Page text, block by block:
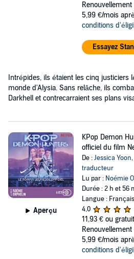
5,99 €/mois
conditions
Essayez
Intrépides, ils étaient les cinq justiciers
monde d'Alysia. Sans relâche, ils
Darkhell et contrecarraient ses plans
Aperçu
KPop Demon
officiel du film
De :Jessica Yoon,
traducteur
Lu par : Noémie
Durée : 2 h et 56
Langue : Français
4,0
11,93 € ou
5,99 €/mois
conditions